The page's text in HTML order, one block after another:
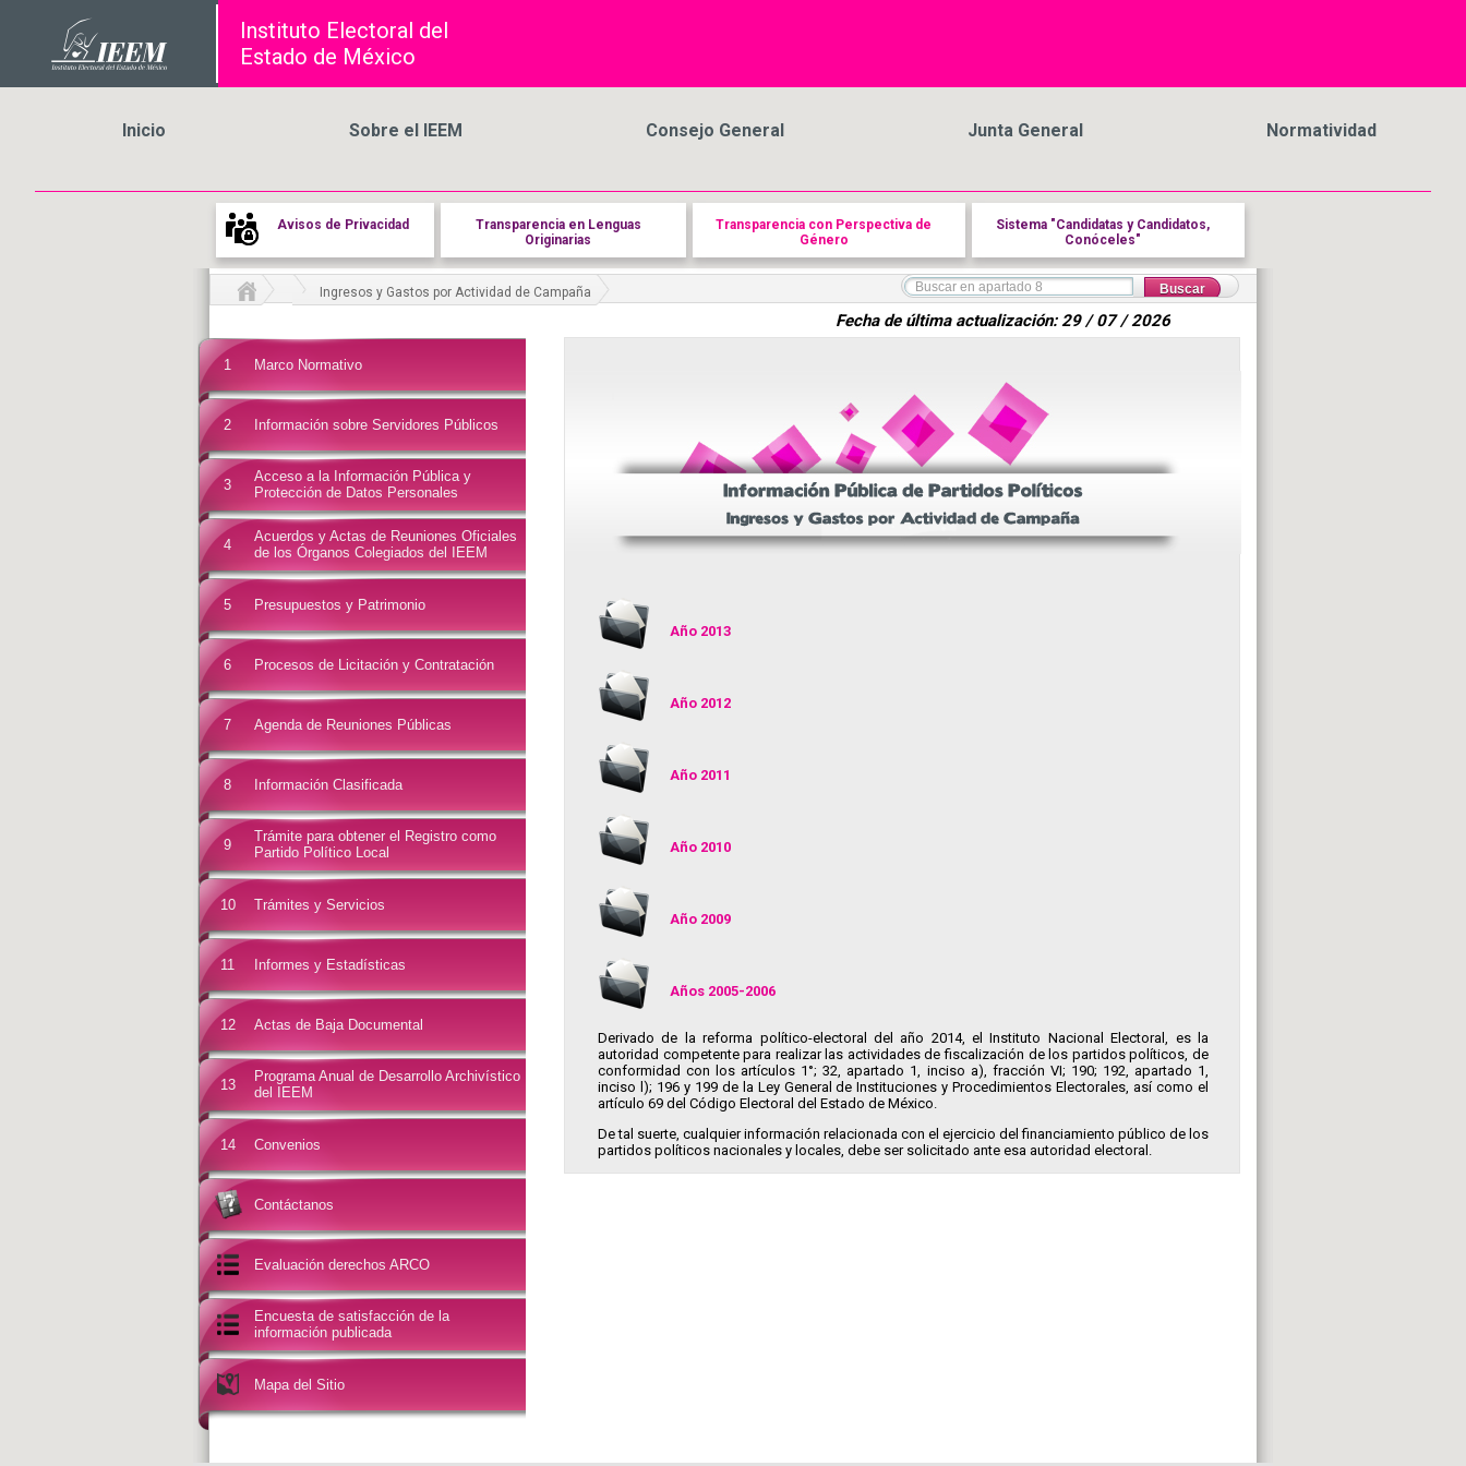
Instituto Electoral del
Estado de México
Inicio Sobre el IEEM Consejo General Junta General Normatividad
Avisos de Privacidad
Transparencia en Lenguas
Originarias
Transparencia con Perspectiva de
Género
Sistema "Candidatas y Candidatos,
Conóceles"
Fecha de última actualización: 29 / 07 / 2026
Ingresos y Gastos por Actividad de Campaña
1 Marco Normativo
2 Información sobre Servidores Públicos
3
Acceso a la Información Pública y
Protección de Datos Personales
4
Acuerdos y Actas de Reuniones Oficiales
de los Órganos Colegiados del IEEM
5 Presupuestos y Patrimonio
6 Procesos de Licitación y Contratación
7 Agenda de Reuniones Públicas
8 Información Clasificada
9
Trámite para obtener el Registro como
Partido Político Local
10 Trámites y Servicios
11 Informes y Estadísticas
12 Actas de Baja Documental
13
Programa Anual de Desarrollo Archivístico
del IEEM
14 Convenios
Contáctanos
Evaluación derechos ARCO
Encuesta de satisfacción de la
información publicada
Mapa del Sitio
Año 2013
Año 2012
Año 2011
Año 2010
Año 2009
Años 2005-2006
Derivado de la reforma político-electoral del año 2014, el Instituto Nacional Electoral, es la
autoridad competente para realizar las actividades de fiscalización de los partidos políticos, de
conformidad con los artículos 1°; 32, apartado 1, inciso a), fracción VI; 190; 192, apartado 1,
inciso l); 196 y 199 de la Ley General de Instituciones y Procedimientos Electorales, así como el
artículo 69 del Código Electoral del Estado de México.
De tal suerte, cualquier información relacionada con el ejercicio del financiamiento público de los
partidos políticos nacionales y locales, debe ser solicitado ante esa autoridad electoral.